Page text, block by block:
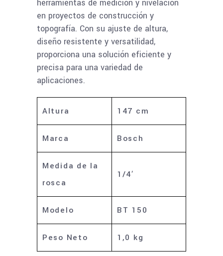
herramientas de medición y nivelación
en proyectos de construcción y
topografía. Con su ajuste de altura,
diseño resistente y versatilidad,
proporciona una solución eficiente y
precisa para una variedad de
aplicaciones.
Altura 147 cm
Marca Bosch
Medida de la
rosca
1/4′
Modelo BT 150
Peso Neto 1,0 kg